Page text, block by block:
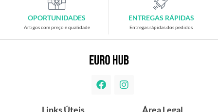
OPORTUNIDADES
Artigos com preço e qualidade
ENTREGAS RÁPIDAS
Entregas rápidas dos pedidos
Links Úteis Área Legal